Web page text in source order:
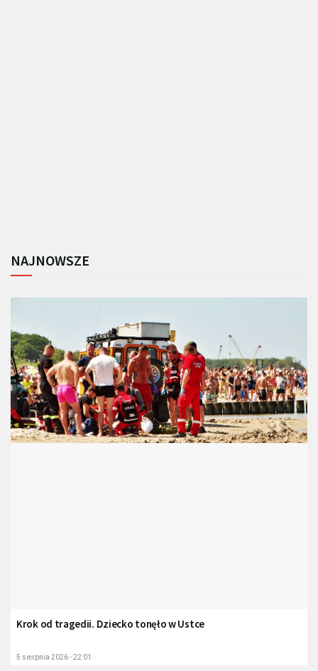
NAJNOWSZE
Krok od tragedii. Dziecko tonęło w Ustce
5 sierpnia 2026 - 22:01